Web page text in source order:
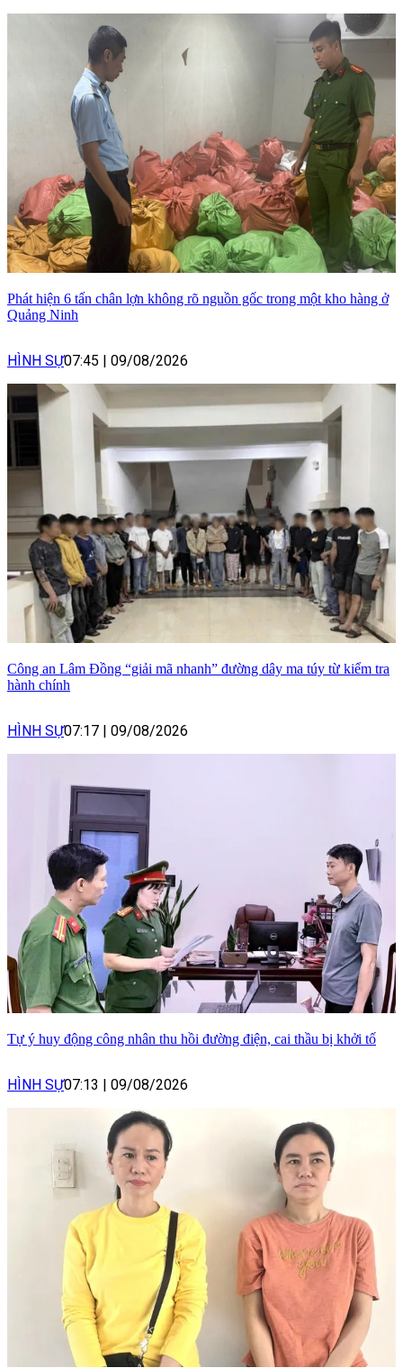
Phát hiện 6 tấn chân lợn không rõ nguồn gốc trong một kho hàng ở
Quảng Ninh
HÌNH SỰ07:45 | 09/08/2026
Công an Lâm Đồng “giải mã nhanh” đường dây ma túy từ kiểm tra
hành chính
HÌNH SỰ07:17 | 09/08/2026
Tự ý huy động công nhân thu hồi đường điện, cai thầu bị khởi tố
HÌNH SỰ07:13 | 09/08/2026